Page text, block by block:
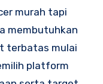
murah tapi
membutuhkan
terbatas mulai
platform